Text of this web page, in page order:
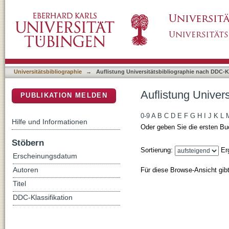
Universitätsbibliographie → Auflistung Universitätsbibliographie nach DDC-
Auflistung
0-9 A B C D E F G H J K L
Oder geben Sie die ersten
Sortierung:
Für diese Browse-Ansicht
PUBLIKATION MELDEN
Hilfe und Informationen
Stöbern
Erscheinungsdatum
Autoren
Titel
DDC-Klassifikation